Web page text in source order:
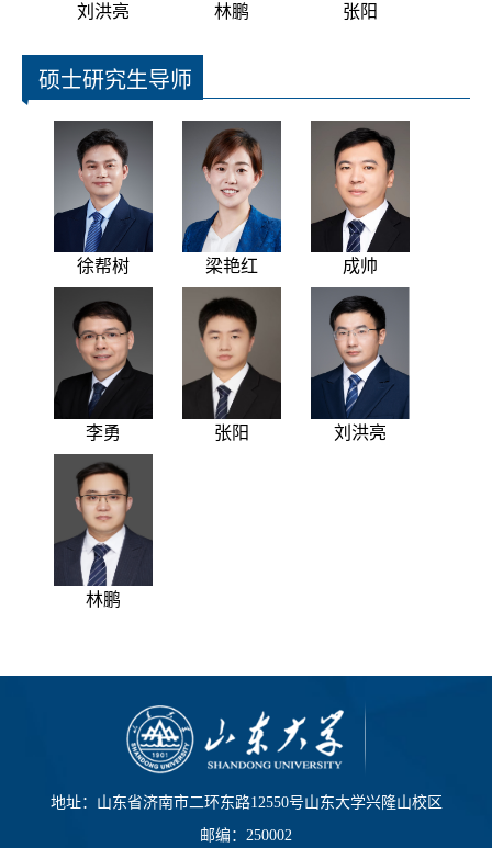
刘洪亮 林鹏 张阳
硕士研究生导师
徐帮树 梁艳红 成帅
李勇 张阳 刘洪亮
林鹏
地址：山东省济南市二环东路12550号山东大学兴隆山校区
邮编：250002